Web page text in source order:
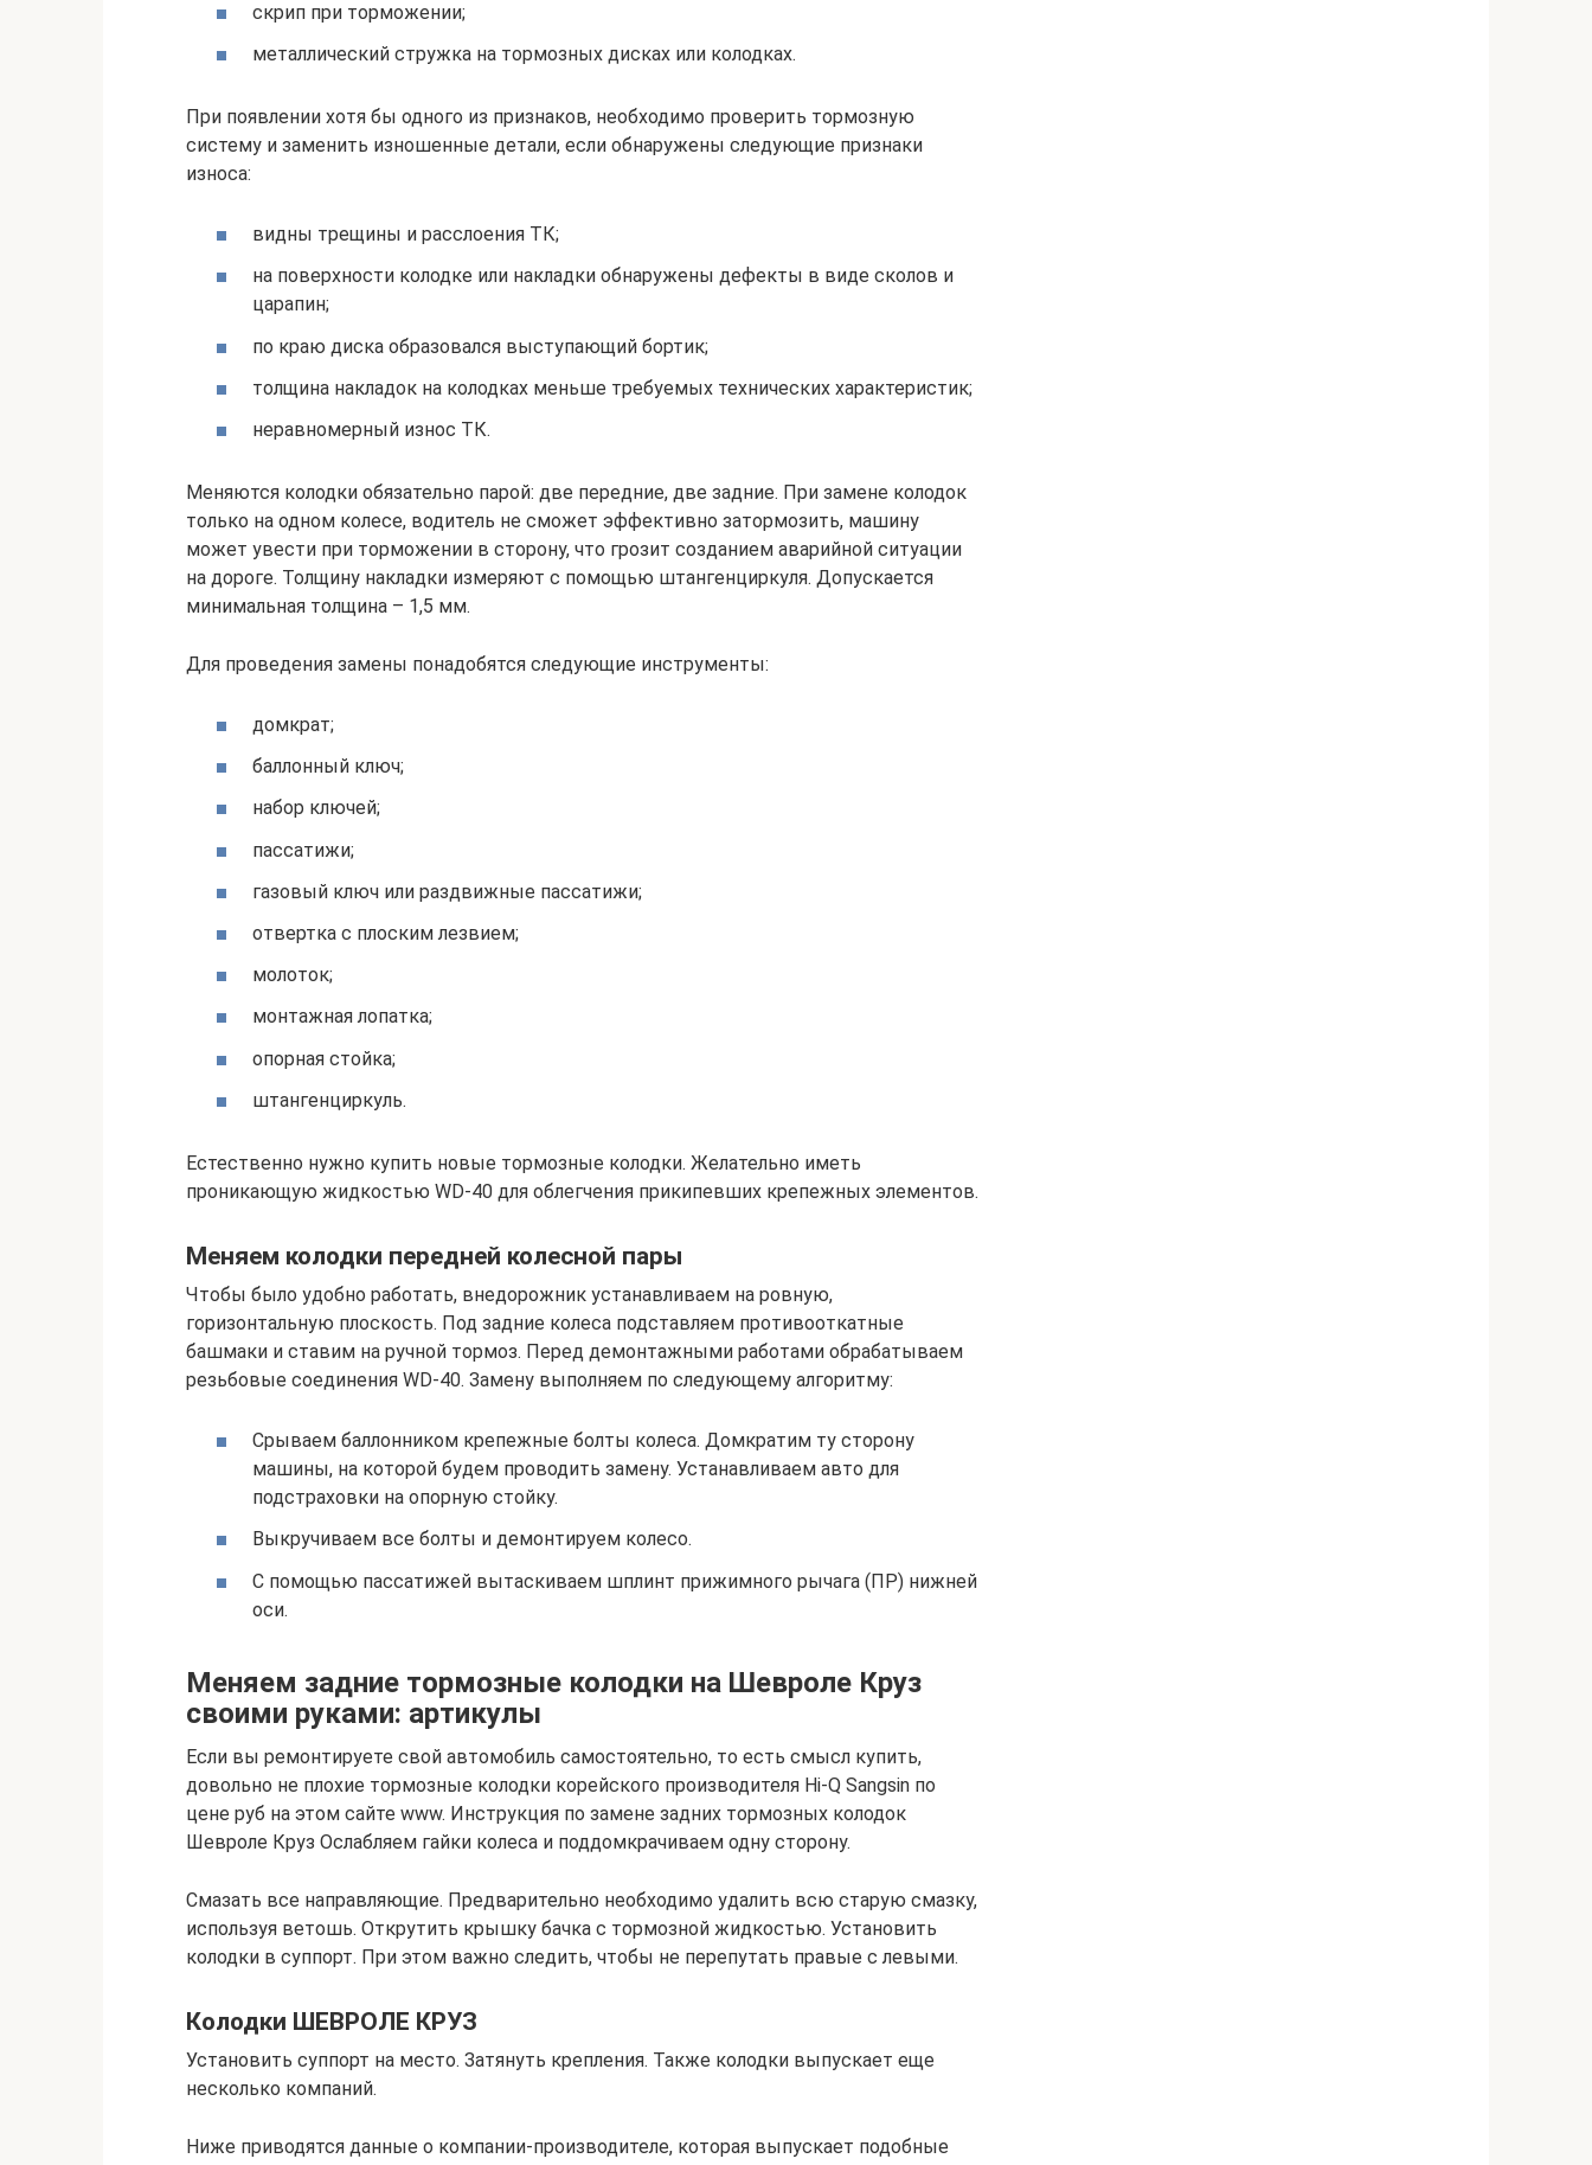
скрип при торможении;
металлический стружка на тормозных дисках или колодках.
При появлении хотя бы одного из признаков, необходимо проверить тормозную
систему и заменить изношенные детали, если обнаружены следующие признаки
износа:
видны трещины и расслоения ТК;
на поверхности колодке или накладки обнаружены дефекты в виде сколов и
царапин;
по краю диска образовался выступающий бортик;
толщина накладок на колодках меньше требуемых технических характеристик;
неравномерный износ ТК.
Меняются колодки обязательно парой: две передние, две задние. При замене колодок
только на одном колесе, водитель не сможет эффективно затормозить, машину
может увести при торможении в сторону, что грозит созданием аварийной ситуации
на дороге. Толщину накладки измеряют с помощью штангенциркуля. Допускается
минимальная толщина – 1,5 мм.
Для проведения замены понадобятся следующие инструменты:
домкрат;
баллонный ключ;
набор ключей;
пассатижи;
газовый ключ или раздвижные пассатижи;
отвертка с плоским лезвием;
молоток;
монтажная лопатка;
опорная стойка;
штангенциркуль.
Естественно нужно купить новые тормозные колодки. Желательно иметь
проникающую жидкостью WD-40 для облегчения прикипевших крепежных элементов.
Меняем колодки передней колесной пары
Чтобы было удобно работать, внедорожник устанавливаем на ровную,
горизонтальную плоскость. Под задние колеса подставляем противооткатные
башмаки и ставим на ручной тормоз. Перед демонтажными работами обрабатываем
резьбовые соединения WD-40. Замену выполняем по следующему алгоритму:
Срываем баллонником крепежные болты колеса. Домкратим ту сторону
машины, на которой будем проводить замену. Устанавливаем авто для
подстраховки на опорную стойку.
Выкручиваем все болты и демонтируем колесо.
С помощью пассатижей вытаскиваем шплинт прижимного рычага (ПР) нижней
оси.
Меняем задние тормозные колодки на Шевроле Круз
своими руками: артикулы
Если вы ремонтируете свой автомобиль самостоятельно, то есть смысл купить,
довольно не плохие тормозные колодки корейского производителя Hi-Q Sangsin по
цене руб на этом сайте www. Инструкция по замене задних тормозных колодок
Шевроле Круз Ослабляем гайки колеса и поддомкрачиваем одну сторону.
Смазать все направляющие. Предварительно необходимо удалить всю старую смазку,
используя ветошь. Открутить крышку бачка с тормозной жидкостью. Установить
колодки в суппорт. При этом важно следить, чтобы не перепутать правые с левыми.
Колодки ШЕВРОЛЕ КРУЗ
Установить суппорт на место. Затянуть крепления. Также колодки выпускает еще
несколько компаний.
Ниже приводятся данные о компании-производителе, которая выпускает подобные